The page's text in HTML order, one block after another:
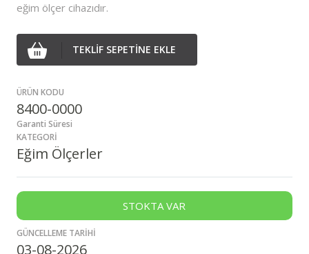
eğim ölçer cihazıdır.
TEKLİF SEPETİNE EKLE
ÜRÜN KODU
8400-0000
Garanti Süresi
KATEGORİ
Eğim Ölçerler
STOKTA VAR
GÜNCELLEME TARİHİ
03-08-2026